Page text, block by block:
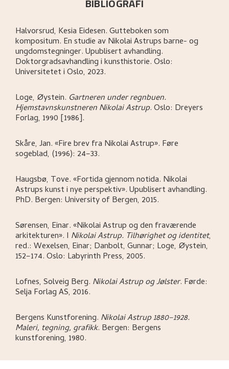
Halvorsrud, Kesia Eidesen.Gutteboken som
kompositum. En studie av Nikolai Astrups barne- og
ungdomstegninger.Upublisert avhandling.
Doktorgradsavhandling i kunsthistorie.Oslo:
Universitetet i Oslo, 2023.
Loge, Øystein. Gartneren under regnbuen.
Hjemstavnskunstneren Nikolai Astrup.Oslo: Dreyers
Forlag, 1990 [1986].
Skåre, Jan.«Fire brev fra Nikolai Astrup». Føre
sogeblad, (1996): 24–33.
Haugsbø, Tove.«Fortida gjennom notida. Nikolai
Astrups kunst i nye perspektiv».Upublisert avhandling.
PhD. Bergen: University of Bergen, 2015.
Sørensen, Einar.«Nikolai Astrup og den fraværende
arkitekturen». I Nikolai Astrup. Tilhørighet og identitet,
red.: Wexelsen, Einar; Danbolt, Gunnar; Loge, Øystein,
152–174.Oslo: Labyrinth Press, 2005.
Lofnes, Solveig Berg. Nikolai Astrup og Jølster. Førde:
Selja Forlag AS, 2016.
Bergens Kunstforening. Nikolai Astrup 1880–1928.
Maleri, tegning, grafikk. Bergen: Bergens
kunstforening, 1980.